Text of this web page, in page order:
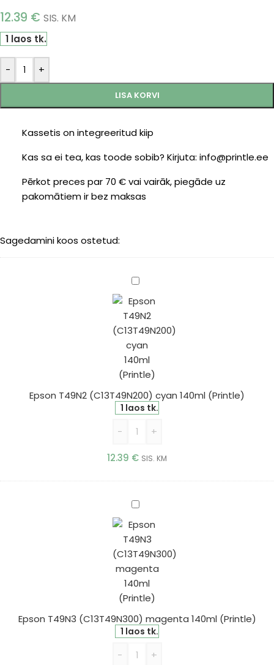
12.39 € SIS. KM
1 laos tk.
- +
LISA KORVI
Kassetis on integreeritud kiip
Kas sa ei tea, kas toode sobib? Kirjuta: info@printle.ee
Pērkot preces par 70 € vai vairāk, piegāde uz
pakomātiem ir bez maksas
Sagedamini koos ostetud:
Epson
(C13T49N200)
cyan
(Printle)
Epson T49N2 (C13T49N200) cyan 140ml (Printle)
1 laos tk.
- +
12.39 € SIS. KM
Epson
(C13T49N300)
magenta
(Printle)
Epson T49N3 (C13T49N300) magenta 140ml (Printle)
1 laos tk.
- +